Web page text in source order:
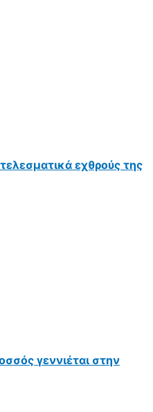
εχθρούς της
γεννιέται στην